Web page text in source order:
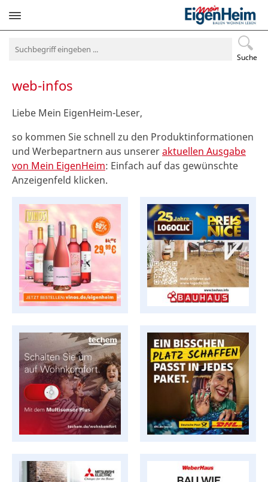
Suche
Navigation
web-infos
Liebe Mein EigenHeim-Leser,
so kommen Sie schnell zu den Produktinformationen
und Werbepartnern aus unsereraktuellen Ausgabe
von Mein EigenHeim: Einfach auf das gewünschte
Anzeigenfeld klicken.